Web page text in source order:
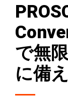
で無
に備